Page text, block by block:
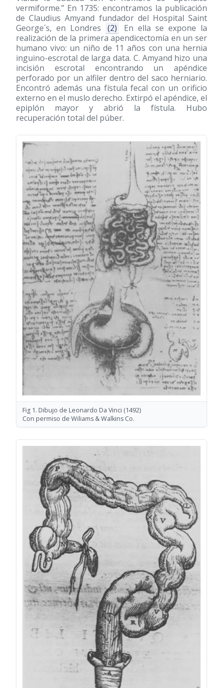
vermiforme.” En 1735: encontramos la publicación
de Claudius Amyand fundador del Hospital Saint
George´s, en Londres
(2)
En ella se expone la
realización de la primera apendicectomía en un ser
humano vivo: un niño de 11 años con una hernia
inguino-escrotal de larga data. C. Amyand hizo una
incisión escrotal encontrando un apéndice
perforado por un alfiler dentro del saco herniario.
Encontró además una fístula fecal con un orificio
externo en el muslo derecho. Extirpó el apéndice, el
epiplón mayor y abrió la fístula. Hubo
recuperación total del púber.
Fig 1. Dibujo de Leonardo Da Vinci (1492)
Con permiso de Wiliams & Walkins Co.